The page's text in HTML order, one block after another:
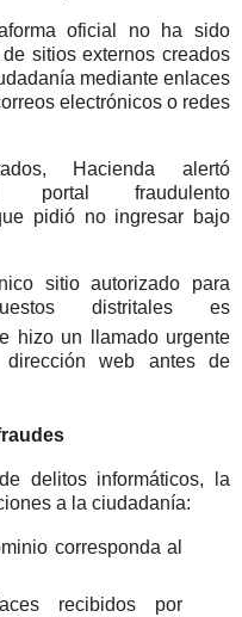
oficial no ha sido
sitios externos creados
mediante enlaces
electrónicos o redes
Hacienda alertó
portal fraudulento
pidió no ingresar bajo
sitio autorizado para
distritales es
hizo un llamado urgente
web antes de
delitos informáticos, la
a la ciudadanía:
corresponda al
recibidos por